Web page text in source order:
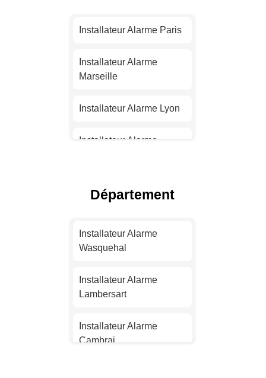
Installateur Alarme Paris
Installateur Alarme
Marseille
Installateur Alarme Lyon
Installateur Alarme
Installateur Alarme Nice
Nantes
Strasbourg
Montpellier
Département
Installateur Alarme
Wasquehal
Installateur Alarme
Lambersart
Installateur Alarme
Cambrai